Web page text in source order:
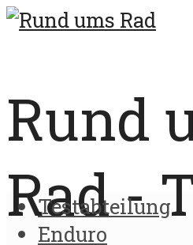
Rund
Rad -
Testabteilung
Enduro